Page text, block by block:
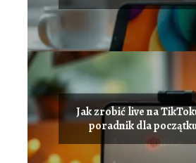
Jak zrobić live na
poradnik dla